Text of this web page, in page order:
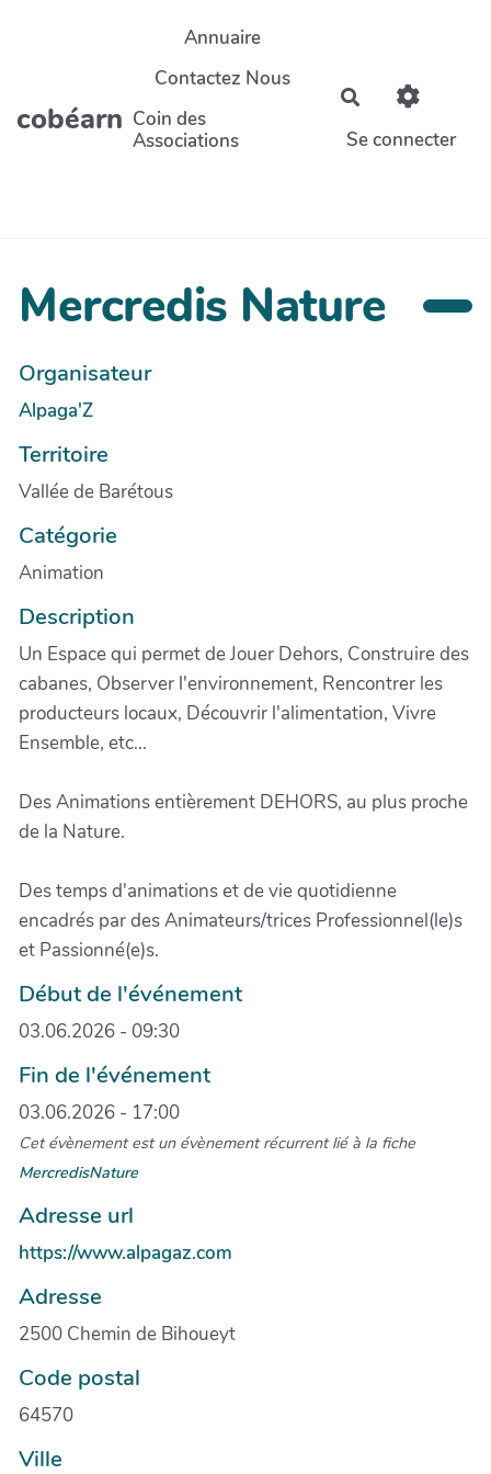
Aller au contenu principal
cobéarn
Annuaire
Contactez Nous
Coin des
Associations
Rechercher
Se connecter
Mercredis Nature
Organisateur
Alpaga'Z
Territoire
Vallée de Barétous
Catégorie
Animation
Description
Un Espace qui permet de Jouer Dehors, Construire des
cabanes, Observer l'environnement, Rencontrer les
producteurs locaux, Découvrir l'alimentation, Vivre
Ensemble, etc...
Des Animations entièrement DEHORS, au plus proche
de la Nature.
Des temps d'animations et de vie quotidienne
encadrés par des Animateurs/trices Professionnel(le)s
et Passionné(e)s.
Début de l'événement
03.06.2026 - 09:30
Fin de l'événement
03.06.2026 - 17:00
Cet évènement est un évènement récurrent lié à la fiche
MercredisNature
Adresse url
https://www.alpagaz.com
Adresse
2500 Chemin de Bihoueyt
Code postal
64570
Ville